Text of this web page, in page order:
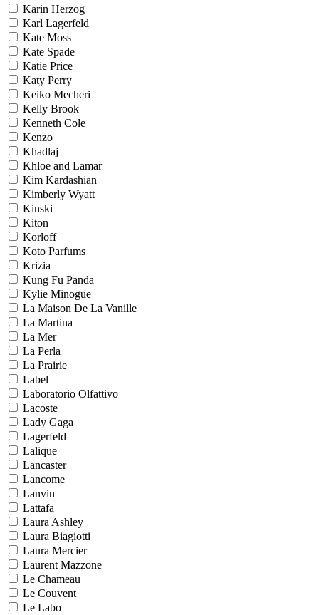
Karin Herzog
Karl Lagerfeld
Kate Moss
Kate Spade
Katie Price
Katy Perry
Keiko Mecheri
Kelly Brook
Kenneth Cole
Kenzo
Khadlaj
Khloe and Lamar
Kim Kardashian
Kimberly Wyatt
Kinski
Kiton
Korloff
Koto Parfums
Krizia
Kung Fu Panda
Kylie Minogue
La Maison De La Vanille
La Martina
La Mer
La Perla
La Prairie
Label
Laboratorio Olfattivo
Lacoste
Lady Gaga
Lagerfeld
Lalique
Lancaster
Lancome
Lanvin
Lattafa
Laura Ashley
Laura Biagiotti
Laura Mercier
Laurent Mazzone
Le Chameau
Le Couvent
Le Labo